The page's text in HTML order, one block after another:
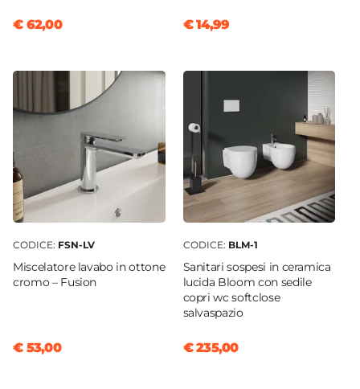
€ 62,00 € 14,99
CODICE: FSN-LV
Miscelatore lavabo in ottone
cromo – Fusion
€ 53,00
CODICE: BLM-1
Sanitari sospesi in ceramica
lucida Bloom con sedile
copri wc softclose
salvaspazio
€ 235,00